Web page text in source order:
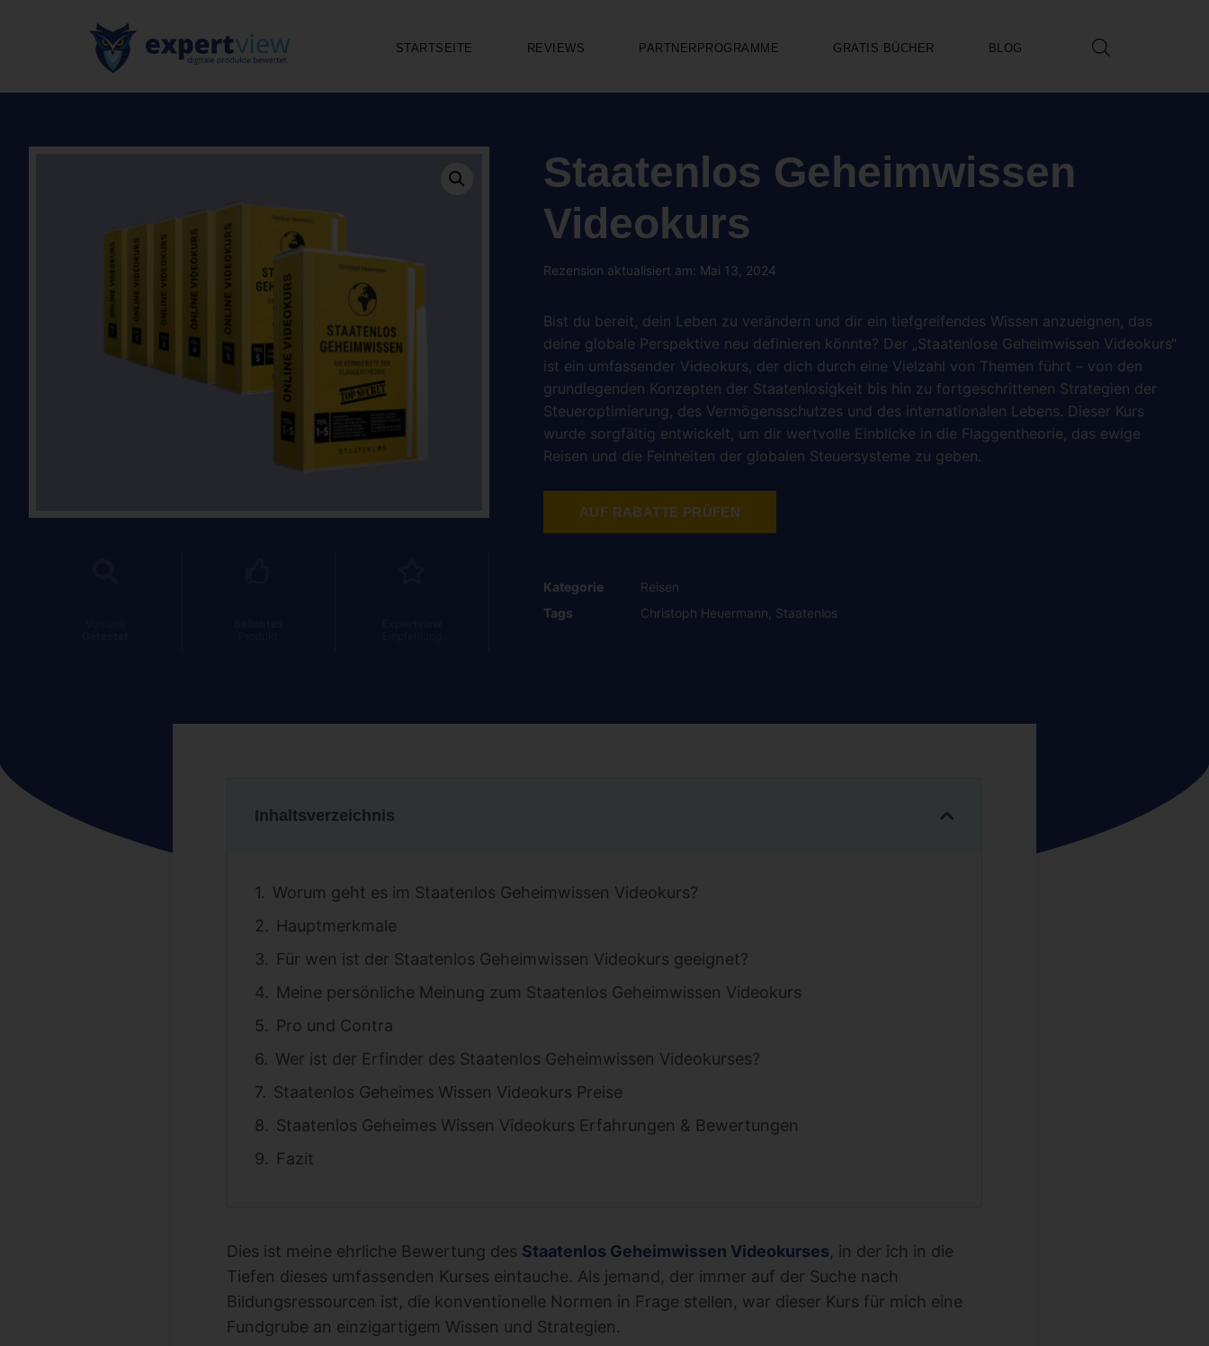
STARTSEITE REVIEWS PARTNERPROGRAMME GRATIS BÜCHER BLOG
Staatenlos Geheimwissen
Videokurs
Rezension aktualisiert am: Mai 13, 2024
Bist du bereit, dein Leben zu verändern und dir ein tiefgreifendes Wissen anzueignen, das
deine globale Perspektive neu definieren könnte? Der „Staatenlose Geheimwissen Videokurs“
ist ein umfassender Videokurs, der dich durch eine Vielzahl von Themen führt – von den
grundlegenden Konzepten der Staatenlosigkeit bis hin zu fortgeschrittenen Strategien der
Steueroptimierung, des Vermögensschutzes und des internationalen Lebens. Dieser Kurs
wurde sorgfältig entwickelt, um dir wertvolle Einblicke in die Flaggentheorie, das ewige
Reisen und die Feinheiten der globalen Steuersysteme zu geben.
AUF RABATTE PRÜFEN
Kategorie
Reisen
Tags
Christoph Heuermann Staatenlos
Inhaltsverzeichnis
Worum geht es im Staatenlos Geheimwissen Videokurs?
Hauptmerkmale
Für wen ist der Staatenlos Geheimwissen Videokurs geeignet?
Meine persönliche Meinung zum Staatenlos Geheimwissen Videokurs
Pro und Contra
Wer ist der Erfinder des Staatenlos Geheimwissen Videokurses?
Staatenlos Geheimes Wissen Videokurs Preise
Staatenlos Geheimes Wissen Videokurs Erfahrungen & Bewertungen
Fazit
Dies ist meine ehrliche Bewertung des Staatenlos Geheimwissen Videokurses, in der ich in die
Tiefen dieses umfassenden Kurses eintauche. Als jemand, der immer auf der Suche nach
Bildungsressourcen ist, die konventionelle Normen in Frage stellen, war dieser Kurs für mich eine
Fundgrube an einzigartigem Wissen und Strategien.